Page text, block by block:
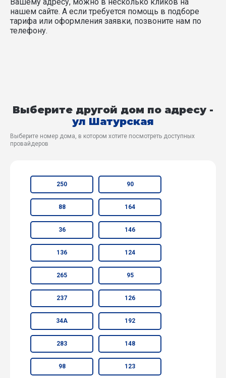
нашем сайте. А если требуется помощь в подборе
тарифа или оформления заявки, позвоните нам по
телефону.
Выберите другой дом по адресу -
ул Шатурская
Выберите номер дома, в котором хотите посмотреть доступных
провайдеров
250 90
88 164
36 146
136 124
265 95
237 126
34А 192
283 148
98 123